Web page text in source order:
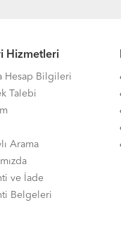
Hizmetleri
Hesap Bilgileri
Talebi
Arama
ve İade
Belgeleri